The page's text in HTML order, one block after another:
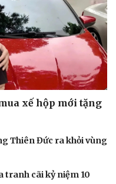
xế hộp mới tặng
Thiên Đức ra khỏi vùng
tranh cãi kỷ niệm 10